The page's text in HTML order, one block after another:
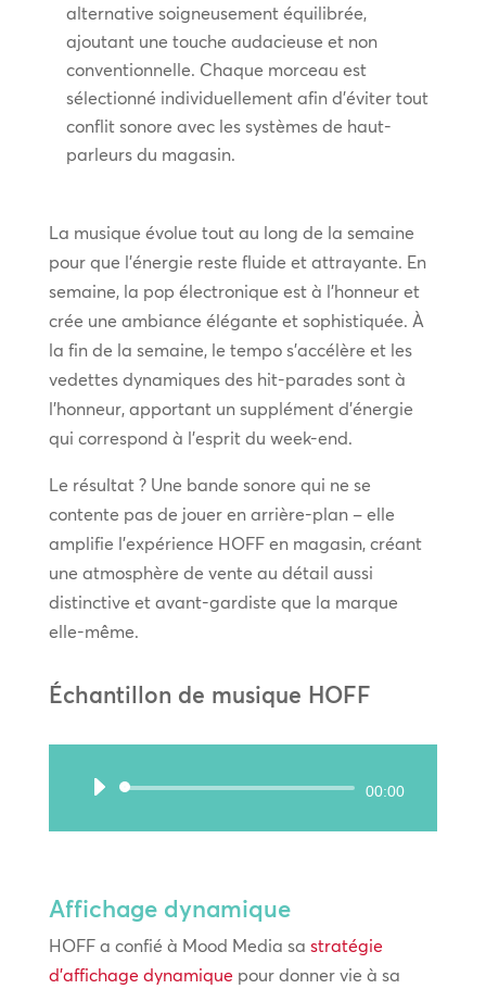
alternative soigneusement équilibrée,
ajoutant une touche audacieuse et non
conventionnelle. Chaque morceau est
sélectionné individuellement afin d’éviter tout
conflit sonore avec les systèmes de haut-
parleurs du magasin.
La musique évolue tout au long de la semaine
pour que l’énergie reste fluide et attrayante. En
semaine, la pop électronique est à l’honneur et
crée une ambiance élégante et sophistiquée. À
la fin de la semaine, le tempo s’accélère et les
vedettes dynamiques des hit-parades sont à
l’honneur, apportant un supplément d’énergie
qui correspond à l’esprit du week-end.
Le résultat ? Une bande sonore qui ne se
contente pas de jouer en arrière-plan – elle
amplifie l’expérience HOFF en magasin, créant
une atmosphère de vente au détail aussi
distinctive et avant-gardiste que la marque
elle-même.
Échantillon de musique HOFF
Lecteur
00:00
Affichage dynamique
HOFF a confié à Mood Media sa stratégie
d’affichage dynamique pour donner vie à sa